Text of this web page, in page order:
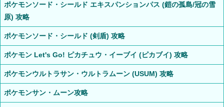
ポケモンソード・シールド エキスパンションパス (鎧の孤島/冠の雪
原) 攻略
ポケモンソード・シールド (剣盾) 攻略
ポケモン Let's Go! ピカチュウ・イーブイ (ピカブイ) 攻略
ポケモンウルトラサン・ウルトラムーン (USUM) 攻略
ポケモンサン・ムーン攻略